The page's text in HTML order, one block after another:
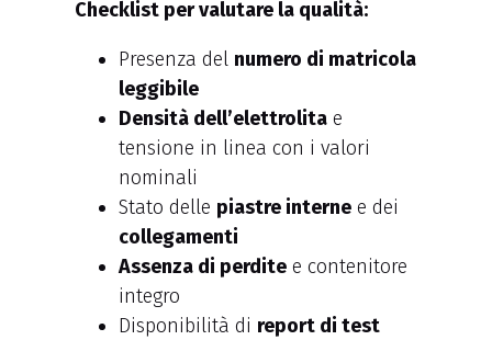
Checklist per valutare la qualità:
Presenza del numero di matricola
leggibile
Densità dell’elettrolita e
tensione in linea con i valori
nominali
Stato delle piastre interne e dei
collegamenti
Assenza di perdite e contenitore
integro
Disponibilità di report di test